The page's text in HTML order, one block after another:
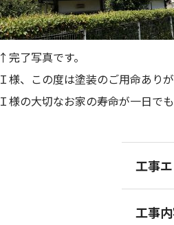
↑完了写真です。
Ｉ様、この度は塗装のご用命あり
Ｉ様の大切なお家の寿命が一日で
工事
工事